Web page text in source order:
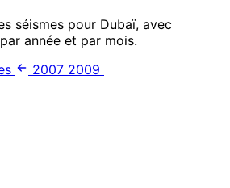
séismes pour Dubaï, avec
année et par mois.
2007 2009